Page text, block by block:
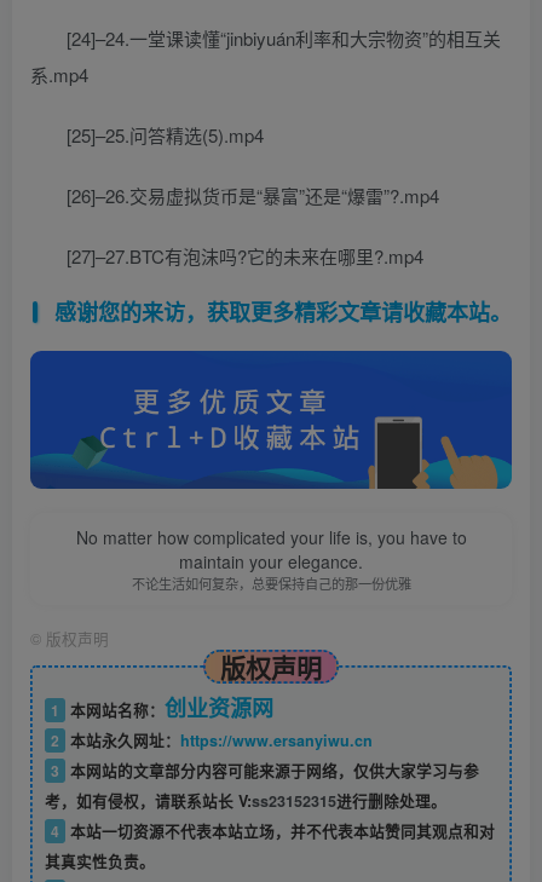
[24]–24.一堂课读懂“jinbiyuán利率和大宗物资”的相互关
系.mp4
[25]–25.问答精选(5).mp4
[26]–26.交易虚拟货币是“暴富”还是“爆雷”?.mp4
[27]–27.BTC有泡沫吗?它的未来在哪里?.mp4
感谢您的来访，获取更多精彩文章请收藏本站。
No matter how complicated your life is, you have to
maintain your elegance.
不论生活如何复杂，总要保持自己的那一份优雅
© 版权声明
版权声明
1 本网站名称： 创业资源网
2 本站永久网址： https://www.ersanyiwu.cn
3 本网站的文章部分内容可能来源于网络，仅供大家学习与参
考，如有侵权，请联系站长 V:ss23152315进行删除处理。
4 本站一切资源不代表本站立场，并不代表本站赞同其观点和对
其真实性负责。